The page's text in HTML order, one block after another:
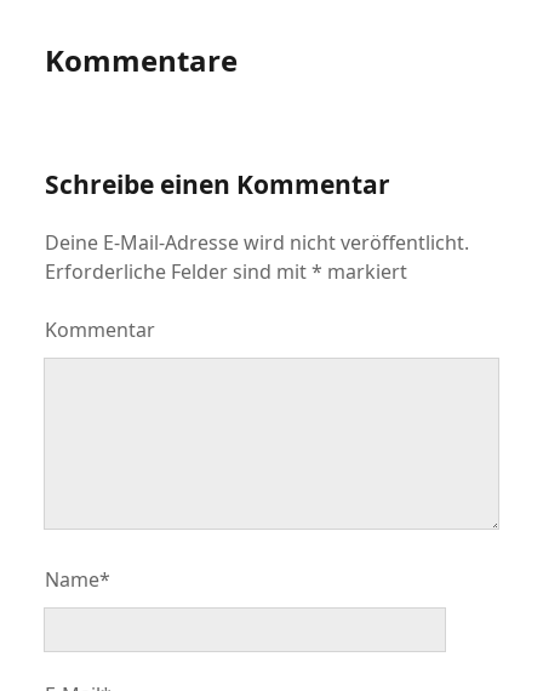
Kommentare
Schreibe einen Kommentar
Deine E-Mail-Adresse wird nicht veröffentlicht.
Erforderliche Felder sind mit* markiert
Kommentar
Name*